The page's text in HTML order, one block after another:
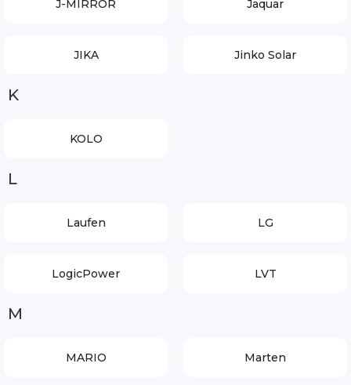
J-MIRROR Jaquar
JIKA Jinko Solar
K
KOLO
L
Laufen LG
LogicPower LVT
M
MARIO Marten